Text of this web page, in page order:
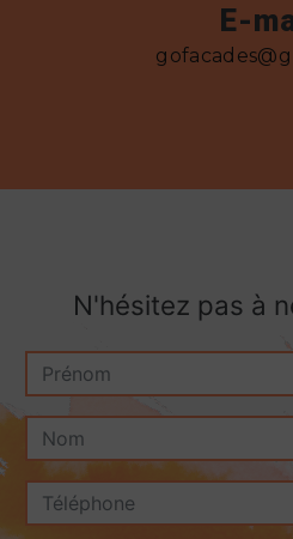
E-
N'hésitez pas à